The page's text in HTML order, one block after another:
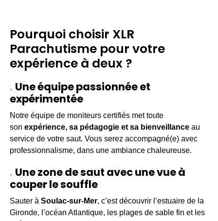
Pourquoi choisir XLR
Parachutisme pour votre
expérience à deux ?
Une équipe passionnée et
expérimentée
Notre équipe de moniteurs certifiés met toute
son expérience, sa pédagogie et sa bienveillance au
service de votre saut. Vous serez accompagné(e) avec
professionnalisme, dans une ambiance chaleureuse.
Une zone de saut avec une vue à
couper le souffle
Sauter à Soulac-sur-Mer, c’est découvrir l’estuaire de la
Gironde, l’océan Atlantique, les plages de sable fin et les